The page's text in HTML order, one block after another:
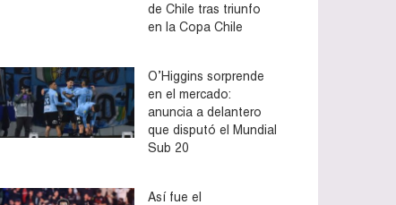
de Chile tras triunfo
en la Copa Chile
O’Higgins sorprende
en el mercado:
anuncia a delantero
que disputó el Mundial
Sub 20
Así fue el